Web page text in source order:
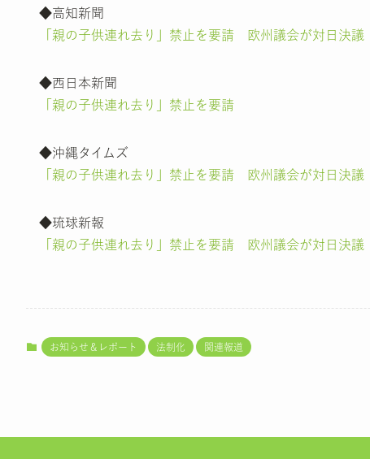
◆高知新聞
「親の子供連れ去り」禁止を要請 欧州議会が対日決議
◆西日本新聞
「親の子供連れ去り」禁止を要請
◆沖縄タイムズ
「親の子供連れ去り」禁止を要請 欧州議会が対日決議
◆琉球新報
「親の子供連れ去り」禁止を要請 欧州議会が対日決議
お知らせ＆レポート 法制化 関連報道